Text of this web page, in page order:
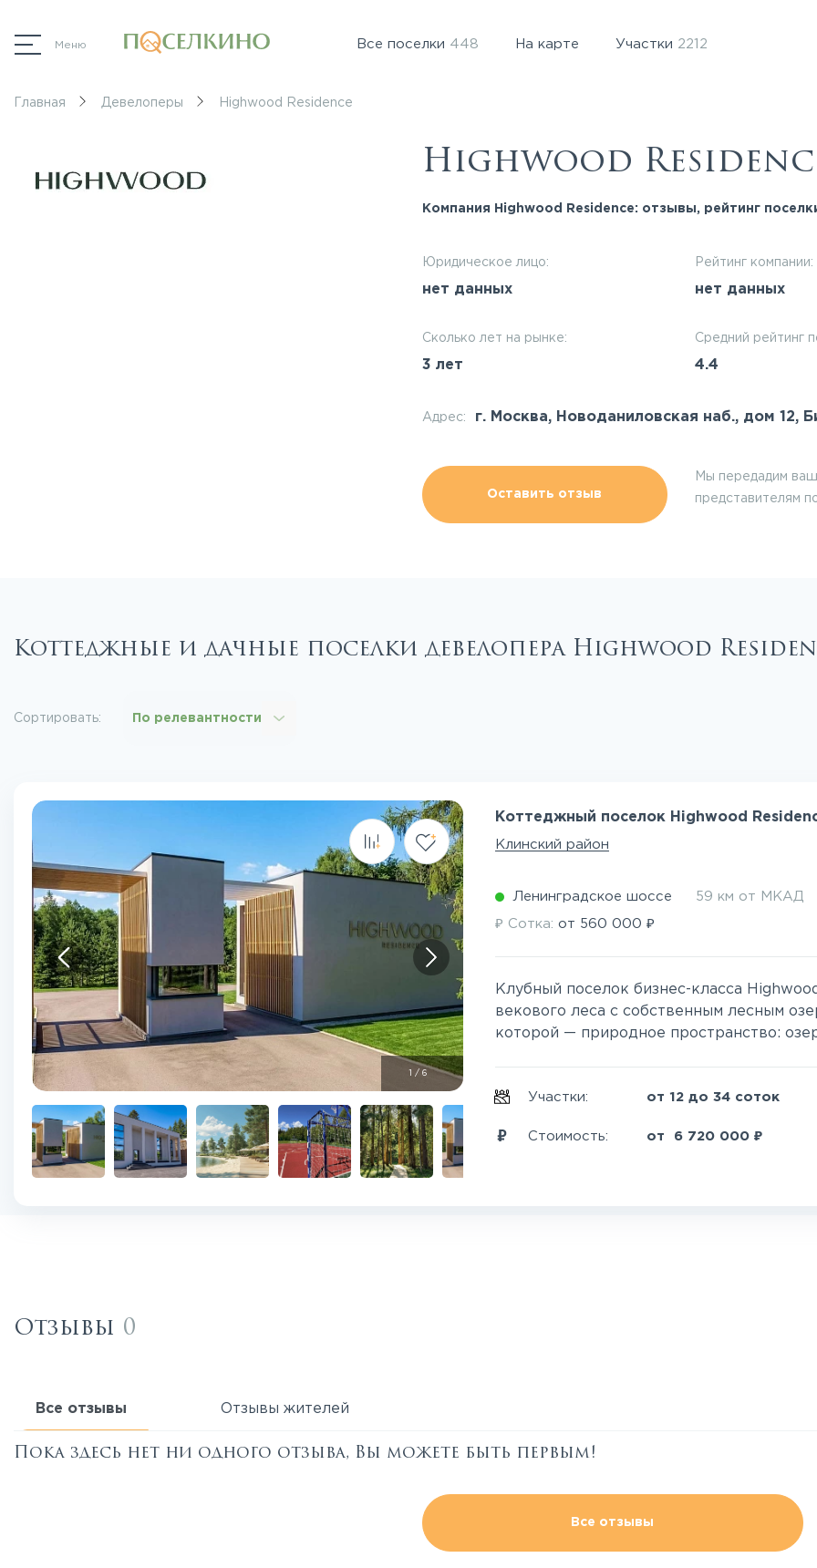
Меню Все поселки 448 На карте Участки 2212
Главная Девелоперы Highwood Residence
Highwood
Компания Highwood Residence: отзывы, рейтинг
Юридическое лицо:
нет данных
Рейтинг компании:
нет данных
Сколько лет на рынке:
3 лет
Средний рейтинг
4.4
Адрес: г. Москва, Новоданиловская наб., дом 12,
Оставить отзыв
Мы передадим
представителям
Коттеджные и дачные поселки девелопера Highwood
Сортировать: По релевантности
/6
Коттеджный поселок Highwood
Клинский район
Ленинградское шоссе 59 км от МКАД
₽ Сотка:от 560 000 ₽
Клубный поселок бизнес-класса
векового леса с собственным лесным
которой — природное пространство:
Участки: от 12 до 34 соток
Стоимость: от 6 720 000 ₽
Отзывы 0
Все отзывы Отзывы жителей
Пока здесь нет ни одного отзыва, Вы можете быть первым!
Все отзывы